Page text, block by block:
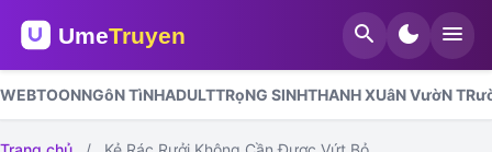
search dark_mode menu
WEBTOONNGôN TìNHADULTTRọNG SINHTHANH XUâN VườN